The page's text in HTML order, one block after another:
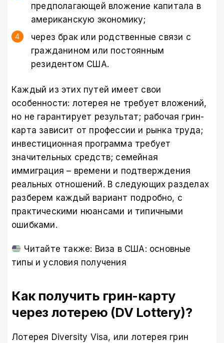
предполагающей вложение капитала в
американскую экономику;
через брак или родственные связи с
гражданином или постоянным
резидентом США.
Каждый из этих путей имеет свои
особенности: лотерея не требует вложений,
но не гарантирует результат; рабочая грин-
карта зависит от профессии и рынка труда;
инвестиционная программа требует
значительных средств; семейная
иммиграция – времени и подтверждения
реальных отношений. В следующих разделах
разберем каждый вариант подробно, с
практическими нюансами и типичными
ошибками.
Читайте также: Виза в США: основные
типы и условия получения
Как получить грин-карту
через лотерею (DV Lottery)?
Лотерея Diversity Visa, или лотерея грин